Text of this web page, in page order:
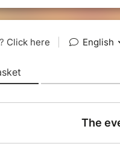
d'introspection envers
hybrides dans le
aikwE
(Warm up & Dj set)
et ambassadeur
Activiste Hip Hop
dont le
à Londres en 2018.
Il participe dans la